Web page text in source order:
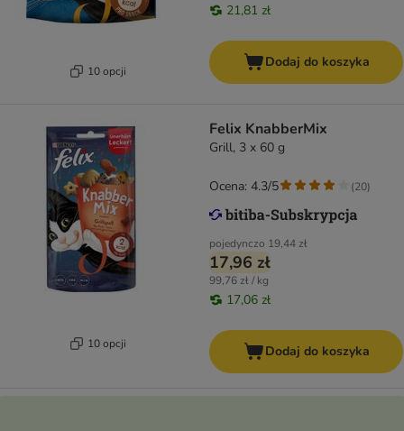
10 opcji
21,81 zł
Dodaj do koszyka
10 opcji
Felix KnabberMix
Grill, 3 x 60 g
pojedynczo 19,44 zł
17,96 zł
99,76 zł / kg
17,06 zł
Ocena: 4.3/5 (20)
Dodaj do koszyka